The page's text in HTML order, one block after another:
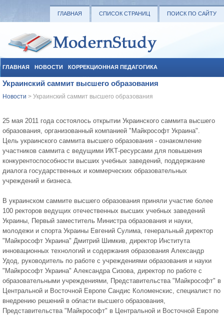
ГЛАВНАЯ СПИСОК СТРАНИЦ ПОИСК ПО САЙТУ
ГЛАВНАЯ НОВОСТИ КОРРЕКЦИОННАЯ ПЕДАГОГИКА
СОЦИАЛЬНАЯ ПЕДАГОГИКА УЧЕБНЫЕ МАТЕРИАЛЫ
Украинский саммит высшего образования
Новости > Украинский саммит высшего образования
25 мая 2011 года состоялось открытии Украинского саммита высшего
образования, организованный компанией "Майкрософт Украина".
Цель украинского саммита высшего образования - ознакомление
участников саммита с ведущими ИКТ-ресурсами для повышения
конкурентоспособности высших учебных заведений, поддержание
диалога государственных и коммерческих образовательных
учреждений и бизнеса.
В украинском саммите высшего образования приняли участие более
100 ректоров ведущих отечественных высших учебных заведений
Украины, Первый заместитель Министра образования и науки,
молодежи и спорта Украины Евгений Сулима, генеральный директор
"Майкрософт Украина" Дмитрий Шимкив, директор Института
инновационных технологий и содержания образования Александр
Удод, руководитель по работе с учреждениями образования и науки
"Майкрософт Украина" Александра Сизова, директор по работе с
образовательными учреждениями, Представительства "Майкрософт" в
Центральной и Восточной Европе Сандис Коломенскис, специалист по
внедрению решений в области высшего образования,
Представительства "Майкрософт" в Центральной и Восточной Европе